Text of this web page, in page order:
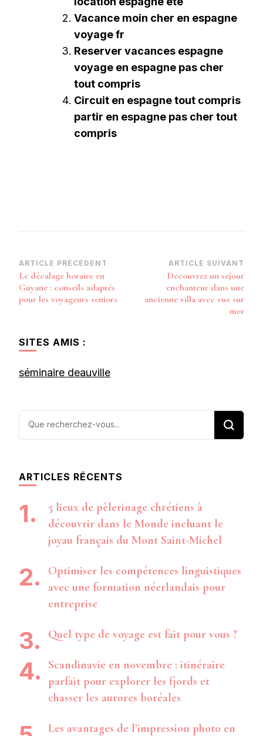
Vacance moin cher en espagne
voyage fr
Reserver vacances espagne
voyage en espagne pas cher
tout compris
Circuit en espagne tout compris
partir en espagne pas cher tout
compris
Navigation
d’article
ARTICLE PRÉCÉDENT
Le décalage horaire en
Guyane : conseils adaptés
pour les voyageurs seniors
ARTICLE SUIVANT
Decouvrez un sejour
enchanteur dans une
ancienne villa avec vue sur
mer
SITES AMIS :
séminaire deauville
Vous
ARTICLES RÉCENTS
5 lieux de pèlerinage chrétiens à
découvrir dans le Monde incluant le
joyau français du Mont Saint-Michel
Optimiser les compétences linguistiques
avec une formation néerlandais pour
entreprise
Quel type de voyage est fait pour vous ?
Scandinavie en novembre : itinéraire
parfait pour explorer les fjords et
chasser les aurores boréales
Les avantages de l’impression photo en